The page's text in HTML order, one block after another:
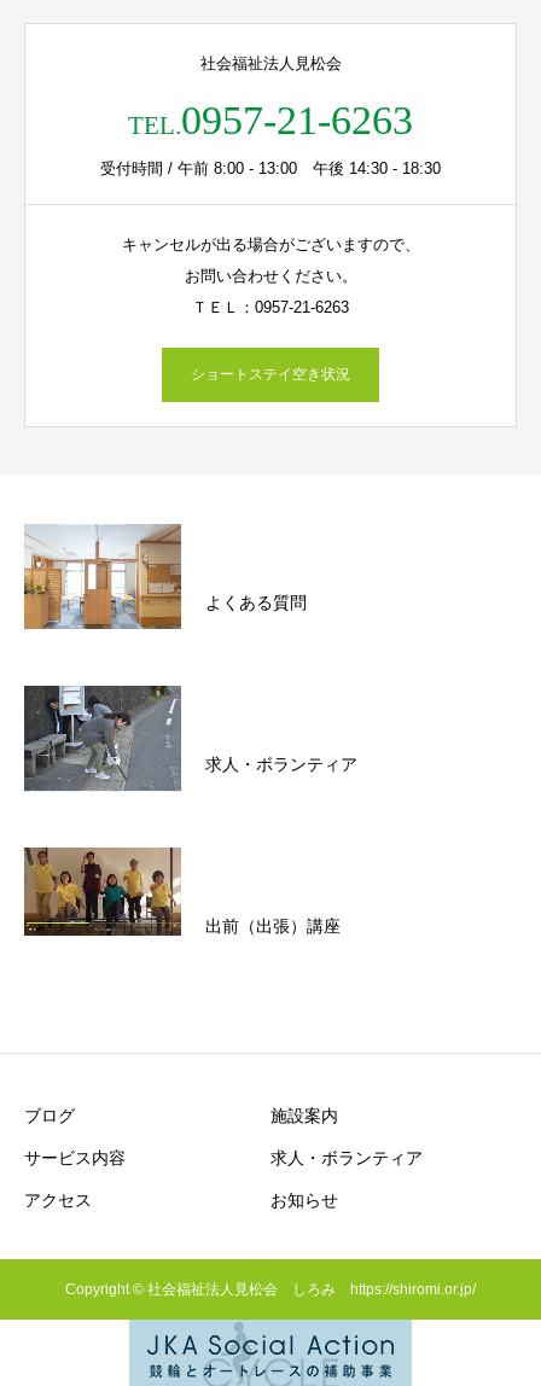
社会福祉法人見松会
TEL.0957-21-6263
受付時間 / 午前 8:00 - 13:00 午後 14:30 - 18:30
キャンセルが出る場合がございますので、
お問い合わせください。
ＴＥＬ：0957-21-6263
ショートステイ空き状況
よくある質問
求人・ボランティア
出前（出張）講座
ブログ 施設案内
サービス内容 求人・ボランティア
アクセス お知らせ
Copyright © 社会福祉法人見松会 しろみ https://shiromi.or.jp/